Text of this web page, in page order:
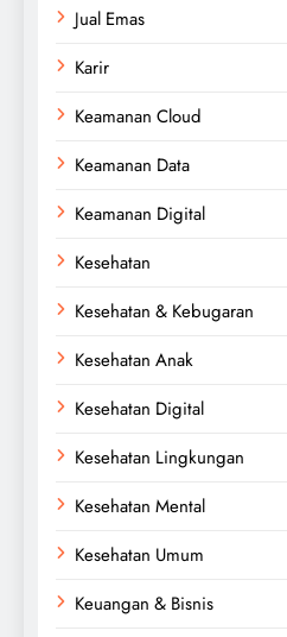
Jual Emas
Karir
Keamanan Cloud
Keamanan Data
Keamanan Digital
Kesehatan
Kesehatan & Kebugaran
Kesehatan Anak
Kesehatan Digital
Kesehatan Lingkungan
Kesehatan Mental
Kesehatan Umum
Keuangan & Bisnis